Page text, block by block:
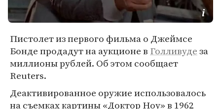
Пистолет из первого фильма о Джеймсе
Бонде продадут на аукционе в Голливудеза
миллионы рублей. Об этом сообщает
Reuters.
Деактивированное оружие использовалось
на съемках картины «Доктор Ноу» в 1962